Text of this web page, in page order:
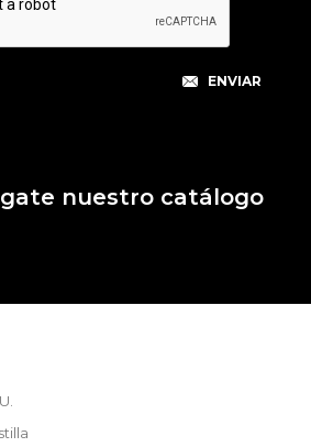
nuestro catálogo